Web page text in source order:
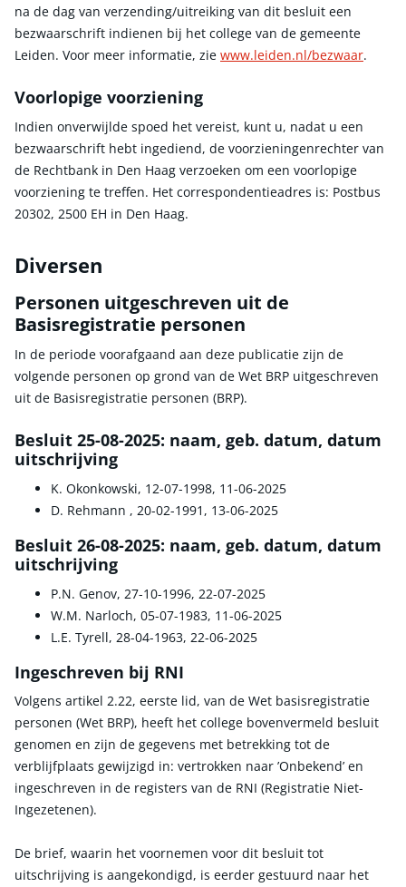
na de dag van verzending/uitreiking van dit besluit een
bezwaarschrift indienen bij het college van de gemeente
Leiden. Voor meer informatie, zie www.leiden.nl/bezwaar.
Voorlopige voorziening
Indien onverwijlde spoed het vereist, kunt u, nadat u een
bezwaarschrift hebt ingediend, de voorzieningenrechter van
de Rechtbank in Den Haag verzoeken om een voorlopige
voorziening te treffen. Het correspondentieadres is: Postbus
20302, 2500 EH in Den Haag.
Diversen
Personen uitgeschreven uit de
Basisregistratie personen
In de periode voorafgaand aan deze publicatie zijn de
volgende personen op grond van de Wet BRP uitgeschreven
uit de Basisregistratie personen (BRP).
Besluit 25-08-2025: naam, geb. datum, datum
uitschrijving
K. Okonkowski, 12-07-1998, 11-06-2025
D. Rehmann , 20-02-1991, 13-06-2025
Besluit 26-08-2025: naam, geb. datum, datum
uitschrijving
P.N. Genov, 27-10-1996, 22-07-2025
W.M. Narloch, 05-07-1983, 11-06-2025
L.E. Tyrell, 28-04-1963, 22-06-2025
Ingeschreven bij RNI
Volgens artikel 2.22, eerste lid, van de Wet basisregistratie
personen (Wet BRP), heeft het college bovenvermeld besluit
genomen en zijn de gegevens met betrekking tot de
verblijfplaats gewijzigd in: vertrokken naar ’Onbekend’ en
ingeschreven in de registers van de RNI (Registratie Niet-
Ingezetenen).
De brief, waarin het voornemen voor dit besluit tot
uitschrijving is aangekondigd, is eerder gestuurd naar het